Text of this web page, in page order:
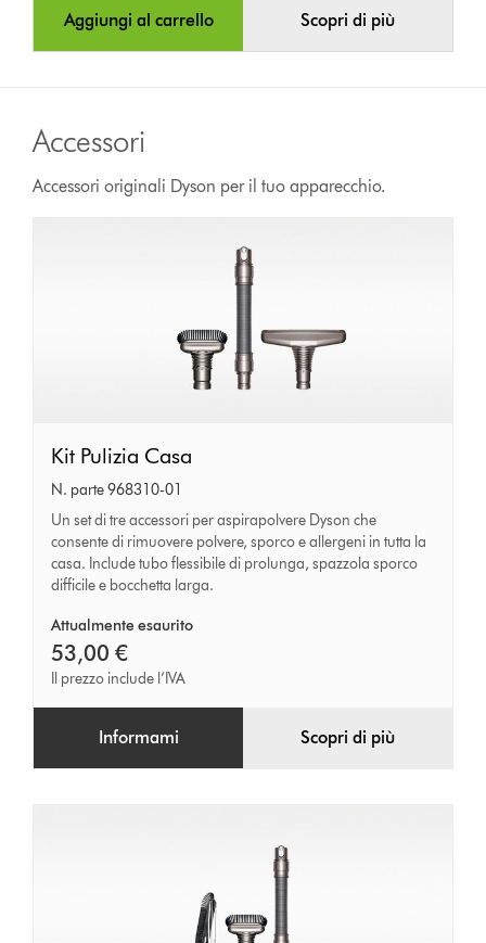
Aggiungi al carrello Scopri di più
Accessori
Accessori originali Dyson per il tuo apparecchio.
Kit
Pulizia
Casa
Kit Pulizia Casa
N. parte 968310-01
Un set di tre accessori per aspirapolvere Dyson che
consente di rimuovere polvere, sporco e allergeni in tutta la
casa. Include tubo flessibile di prolunga, spazzola sporco
difficile e bocchetta larga.
Attualmente esaurito
53,00 €
Il prezzo include l’IVA
Informami Scopri di più